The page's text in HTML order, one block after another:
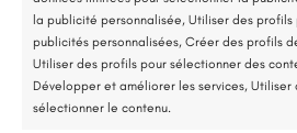
la publicité personnalisée, Utiliser des
publicités personnalisées, Créer des profils
Utiliser des profils pour sélectionner des
Développer et améliorer les services, Utiliser
sélectionner le contenu.
Étape 3
Pré-chiffrage et dossier
Accompagnement administratif